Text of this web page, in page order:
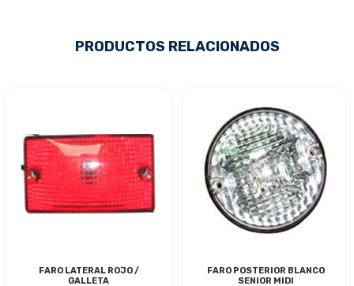
PRODUCTOS RELACIONADOS
FARO LATERAL ROJO /
GALLETA
FARO POSTERIOR BLANCO
SENIOR MIDI